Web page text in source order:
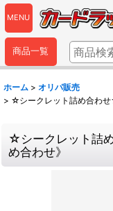
MENU
商品一覧
ホーム > オリパ販売
> ☆シークレット詰め合わ
☆シークレット詰
め合わせ》